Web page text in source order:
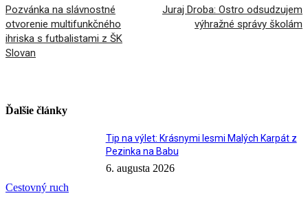
Pozvánka na slávnostné
otvorenie multifunkčného
ihriska s futbalistami z ŠK
Slovan
Juraj Droba: Ostro odsudzujem
výhražné správy školám
Ďalšie články
Cestovný ruch
Tip na výlet: Krásnymi lesmi Malých Karpát z
Pezinka na Babu
6. augusta 2026